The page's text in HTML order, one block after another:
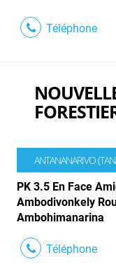
Téléphone
ANTANANARIVO
PK 3.5 En Face
Ambodivonkely
Ambohimanarina
Téléphone